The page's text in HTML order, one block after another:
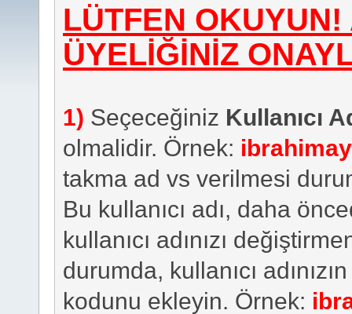
LÜTFEN
ÜYELİĞİNİZ
1) Seçeceğiniz Kullanıcı
olmalidir. Örnek:
takma ad vs verilmesi
Bu kullanıcı adı, daha
kullanıcı adınızı
durumda, kullanıcı
kodunu ekleyin. Örnek: